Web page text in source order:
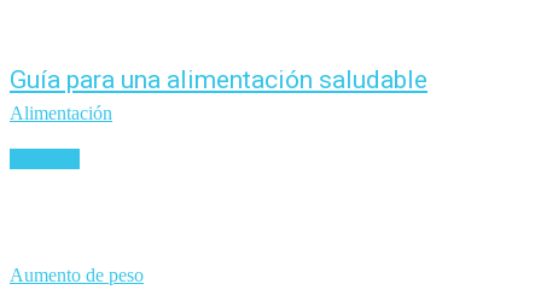
Guía para una alimentación saludable
Alimentación
Aumento de peso